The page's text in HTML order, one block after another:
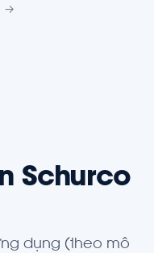
→
Schurco
dụng (theo mô